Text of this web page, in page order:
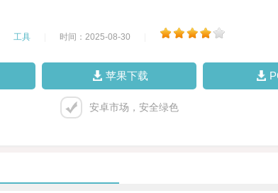
工具 时间：2025-08-30
苹果下载
安卓市场，安全绿色